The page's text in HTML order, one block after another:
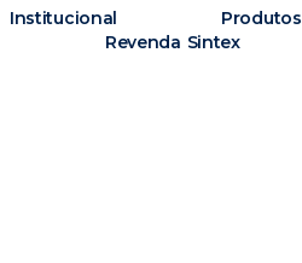
Institucional Produtos
Revenda Sintex